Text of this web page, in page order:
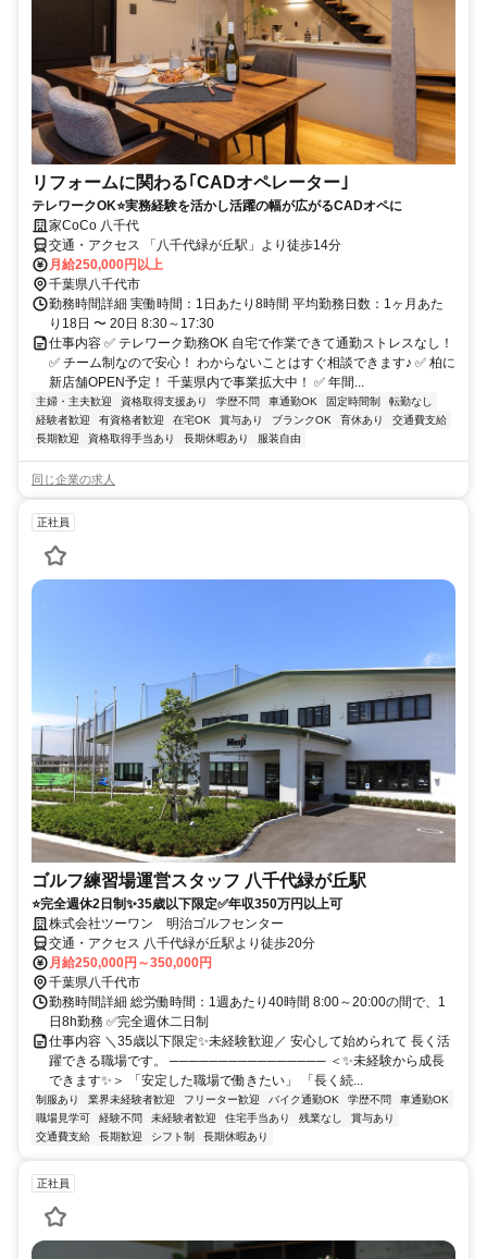
リフォームに関わる｢CADオペレーター｣
テレワークOK⭐実務経験を活かし活躍の幅が広がるCADオペに
家CoCo 八千代
交通・アクセス 「八千代緑が丘駅」より徒歩14分
月給250,000円以上
千葉県八千代市
勤務時間詳細 実働時間：1日あたり8時間 平均勤務日数：1ヶ月あた
り18日 〜 20日 8:30～17:30
仕事内容 ✅ テレワーク勤務OK 自宅で作業できて通勤ストレスなし！
✅ チーム制なので安心！ わからないことはすぐ相談できます♪ ✅ 柏に
新店舗OPEN予定！ 千葉県内で事業拡大中！ ✅ 年間...
主婦・主夫歓迎 資格取得支援あり 学歴不問 車通勤OK 固定時間制
転勤なし
経験者歓迎
有資格者歓迎 在宅OK 賞与あり ブランクOK 育休あり
交通費支給
長期歓迎
資格取得手当あり 長期休暇あり 服装自由
同じ企業の求人
正社員
ゴルフ練習場運営スタッフ 八千代緑が丘駅
⭐完全週休2日制✨35歳以下限定✅年収350万円以上可
株式会社ツーワン 明治ゴルフセンター
交通・アクセス 八千代緑が丘駅より徒歩20分
月給250,000円～350,000円
千葉県八千代市
勤務時間詳細 総労働時間：1週あたり40時間 8:00～20:00の間で、1
日8h勤務 ✅完全週休二日制
仕事内容 ＼35歳以下限定✨未経験歓迎／ 安心して始められて 長く活
躍できる職場です。 ──────────────── ＜✨未経験から成長
できます✨＞ 「安定した職場で働きたい」 「長く続...
制服あり 業界未経験者歓迎 フリーター歓迎 バイク通勤OK 学歴不問
車通勤OK
職場見学可
経験不問 未経験者歓迎 住宅手当あり 残業なし
賞与あり
交通費支給
長期歓迎 シフト制 長期休暇あり
正社員